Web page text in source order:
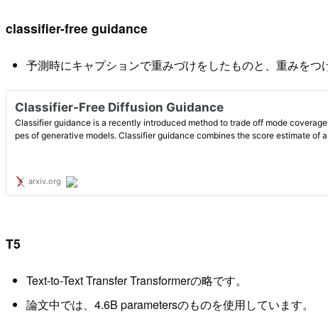
classifier-free guidance
予測時にキャプションで重みづけをしたものと、重みをつ
T5
Text-to-Text Transfer Transformerの略です。
論文中では、4.6B parametersのものを使用しています。